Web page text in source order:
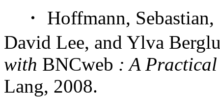
・ Hoffmann, Sebastian,
David Lee, and Ylva
with BNCweb : A
Lang, 2008.